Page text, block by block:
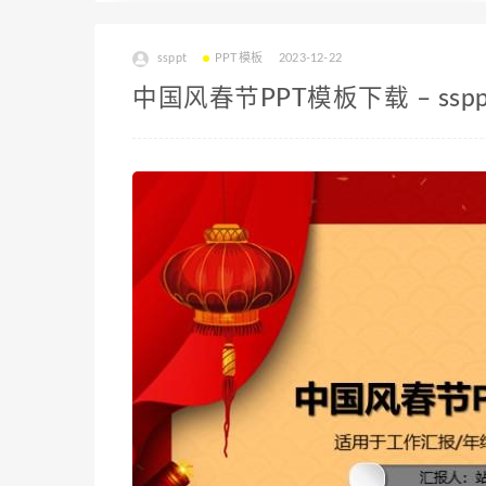
ssppt PPT模板 2023-12-22
中国风春节PPT模板下载 –